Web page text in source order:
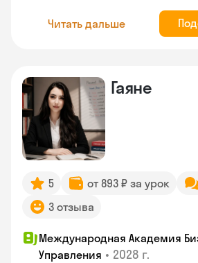
Читать дальше
Гаяне
5 от 893 ₽ за урок
3 отзыва
Международная Академия
Управления • 2028 г.